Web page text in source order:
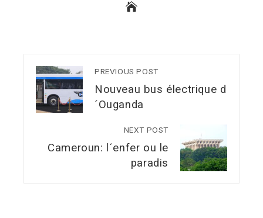
PREVIOUS POST
Nouveau bus électrique d
´Ouganda
NEXT POST
Cameroun: l´enfer ou le
paradis